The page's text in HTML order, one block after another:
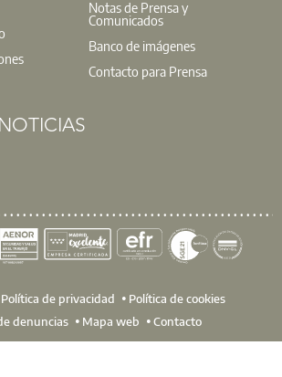
Notas de Prensa y
Comunicados
Banco de imágenes
Contacto para Prensa
NOTICIAS
Política de privacidad
Política de cookies
denuncias
Mapa web Contacto